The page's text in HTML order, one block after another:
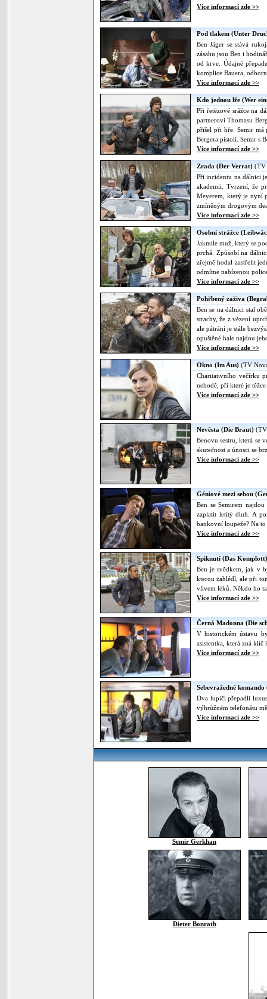
Více informací zde >>
Pod tlakem (Unter
Ben Jäger se stává
zásahu jsou Ben i
od krve. Údajné
komplice Bauera,
Více informací zde >>
Kdo jednou lže (Wer
Při řetězové srážce na
partnerovi Thomasu
přišel při hře. Semir má
Bergera pistoli. Semir s
Více informací zde >>
Zrada (Der Verrat) (TV
Při incidentu na dálnici
akademii. Tvrzení, že
Meyerem, který je nyní
zmíněným drogovým
Více informací zde >>
Osobní strážce
Jakmile muž, který se
prchá. Způsobí na
zřejmě hodal zastřelit
odmítne nabízenou
Více informací zde >>
Pohřbený zaživa
Ben se na dálnici stal
strachy, že z vězení
ale pátrání je stále
opuštěné hale najdou
Více informací zde >>
Okno (Im Aus) (TV
Charitativního večírku
nehodě, při které je
Více informací zde >>
Nevěsta (Die Braut)
Benovu sestru, která se
skutečnost a únosci se
Více informací zde >>
Géniové mezi sebou
Ben se Semirem
zaplatit letitý dluh. A
bankovní loupeže? Na
Více informací zde >>
Spiknutí (Das Komplott)
Ben je svědkem, jak v
kterou zahlédl, ale při
vlivem léků. Někdo ho
Více informací zde >>
Černá Madonna (Die
V historickém ústavu
asistentka, která zná klíč
Více informací zde >>
Sebevražedné
Dva lupiči přepadli
výhrůžném telefonátu
Více informací zde >>
Semir Gerkhan
Dieter Bonrath